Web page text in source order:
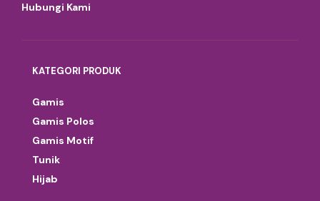
Hubungi Kami
KATEGORI PRODUK
Gamis
Gamis Polos
Gamis Motif
Tunik
Hijab